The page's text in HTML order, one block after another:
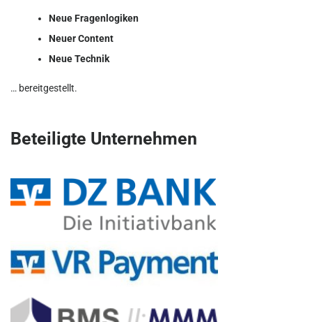
Neue Fragenlogiken
Neuer Content
Neue Technik
… bereitgestellt.
Beteiligte Unternehmen